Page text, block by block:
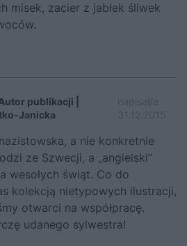
misek, zacier z jabłek śliwek
publikacji |
Janicka
a nie konkretnie
ze Szwecji, a „angielski”
wesołych świąt. Co do
kolekcją nietypowych ilustracji,
otwarci na współpracę.
udanego sylwestra!